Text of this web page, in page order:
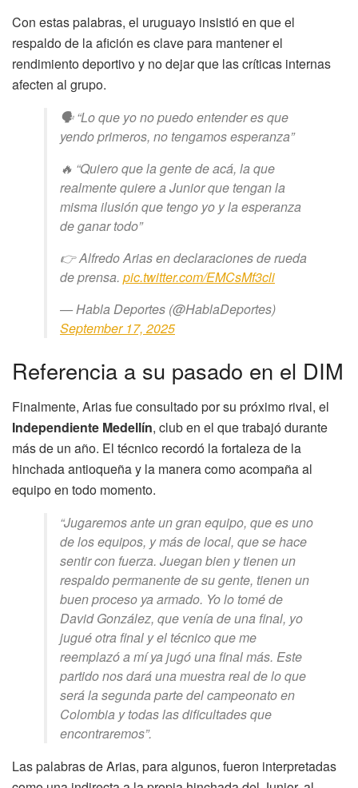
Con estas palabras, el uruguayo insistió en que el
respaldo de la afición es clave para mantener el
rendimiento deportivo y no dejar que las críticas internas
afecten al grupo.
🗣️ “Lo que yo no puedo entender es que
yendo primeros, no tengamos esperanza”
🔥 “Quiero que la gente de acá, la que
realmente quiere a Junior que tengan la
misma ilusión que tengo yo y la esperanza
de ganar todo”
👉 Alfredo Arias en declaraciones de rueda
de prensa. pic.twitter.com/EMCsMf3cli
— Habla Deportes (@HablaDeportes)
September 17, 2025
Referencia a su pasado en el DIM
Finalmente, Arias fue consultado por su próximo rival, el
Independiente Medellín, club en el que trabajó durante
más de un año. El técnico recordó la fortaleza de la
hinchada antioqueña y la manera como acompaña al
equipo en todo momento.
“Jugaremos ante un gran equipo, que es uno
de los equipos, y más de local, que se hace
sentir con fuerza. Juegan bien y tienen un
respaldo permanente de su gente, tienen un
buen proceso ya armado. Yo lo tomé de
David González, que venía de una final, yo
jugué otra final y el técnico que me
reemplazó a mí ya jugó una final más. Este
partido nos dará una muestra real de lo que
será la segunda parte del campeonato en
Colombia y todas las dificultades que
encontraremos”.
Las palabras de Arias, para algunos, fueron interpretadas